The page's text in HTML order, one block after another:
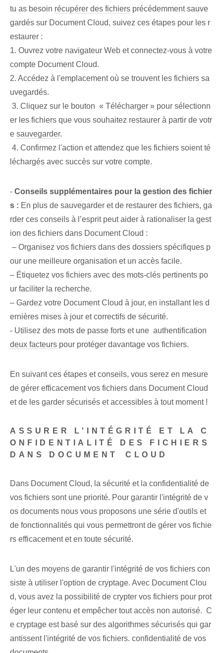
tu as besoin récupérer des fichiers précédemment sauve
gardés sur Document Cloud, suivez ces étapes pour les r
estaurer :
1. Ouvrez votre navigateur Web et connectez-vous à votre
compte Document Cloud.
2. Accédez à l'emplacement où se trouvent les fichiers sa
uvegardés.
​ 3. Cliquez​ sur le bouton ‌ « Télécharger » pour sélectionn
er les fichiers que vous souhaitez restaurer à partir de⁤ votr
e sauvegarder.
‌ 4. Confirmez l'action et attendez que les ⁤fichiers soient té
léchargés avec succès sur votre compte.
- Conseils supplémentaires pour la gestion des fichier
s : En plus de sauvegarder et de restaurer des fichiers, ga
rder ces conseils à l’esprit peut aider à rationaliser la gest
ion des fichiers dans Document Cloud :
​ – Organisez vos ⁤fichiers‍ dans des dossiers spécifiques p
our une meilleure organisation et un accès facile.
– Étiquetez vos fichiers avec des mots-clés pertinents po
ur faciliter la recherche.
– Gardez votre⁢ Document Cloud à jour, en installant les d
ernières⁤ mises à jour et correctifs de sécurité.
-⁤ Utilisez des mots de passe forts​ et une ‌ authentification
deux facteurs pour protéger davantage vos fichiers.
En suivant ces étapes et conseils, vous serez en mesure
de gérer efficacement vos fichiers dans Document Cloud
et de les garder sécurisés et accessibles à tout moment !
ASSURER L'INTÉGRITÉ ET LA C
ONFIDENTIALITÉ DES FICHIERS
DANS DOCUMENT ⁣CLOUD
Dans Document ‍Cloud, la sécurité et la confidentialité de
vos fichiers sont une⁣ priorité. Pour ⁢garantir l'intégrité de v
os ‌documents‍ nous‌ vous proposons une ⁤série d'outils et
de fonctionnalités⁤ qui ⁤vous permettront de gérer vos ⁤fichie
rs⁤ efficacement⁤ et en toute sécurité.
L'un des moyens de garantir l'intégrité de vos fichiers con
siste à utiliser l'option de cryptage. Avec Document Clou
d, vous avez la possibilité de crypter vos fichiers pour prot
éger leur contenu et empêcher tout accès non autorisé. ⁤ C
e cryptage est basé sur des algorithmes sécurisés qui gar
antissent l'intégrité de vos fichiers. confidentialité de vos